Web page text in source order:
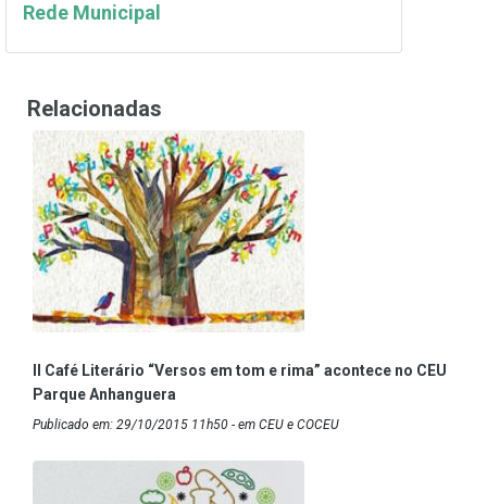
Rede Municipal
Relacionadas
II Café Literário “Versos em tom e rima” acontece no CEU
Parque Anhanguera
Publicado em: 29/10/2015 11h50 - em CEU e COCEU